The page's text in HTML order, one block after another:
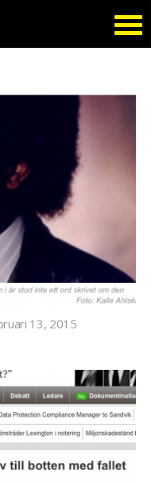
13, 2015